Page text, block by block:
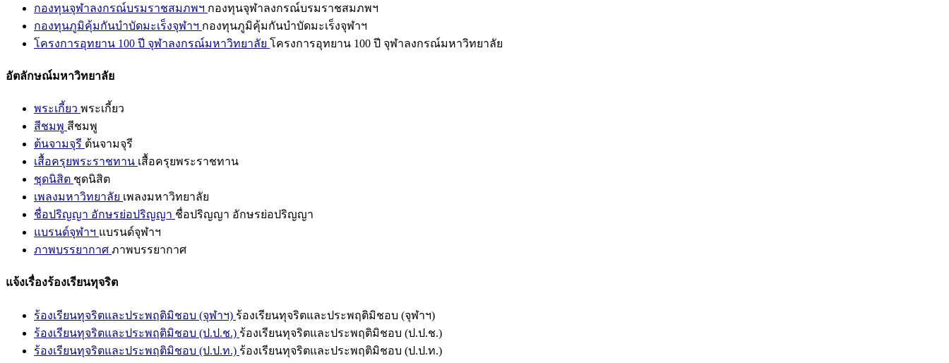
กองทุนจุฬาลงกรณ์บรมราชสมภพฯ กองทุนจุฬาลงกรณ์บรมราชสมภพฯ
กองทุนภูมิคุ้มกันบำบัดมะเร็งจุฬาฯ กองทุนภูมิคุ้มกันบำบัดมะเร็งจุฬาฯ
โครงการอุทยาน 100 ปี จุฬาลงกรณ์มหาวิทยาลัย โครงการอุทยาน 100 ปี จุฬาลงกรณ์มหาวิทยาลัย
อัตลักษณ์มหาวิทยาลัย
พระเกี้ยว พระเกี้ยว
สีชมพู สีชมพู
ต้นจามจุรี ต้นจามจุรี
เสื้อครุยพระราชทาน เสื้อครุยพระราชทาน
ชุดนิสิต ชุดนิสิต
เพลงมหาวิทยาลัย เพลงมหาวิทยาลัย
ชื่อปริญญา อักษรย่อปริญญา ชื่อปริญญา อักษรย่อปริญญา
แบรนด์จุฬาฯ แบรนด์จุฬาฯ
ภาพบรรยากาศ ภาพบรรยากาศ
แจ้งเรื่องร้องเรียนทุจริต
ร้องเรียนทุจริตและประพฤติมิชอบ (จุฬาฯ) ร้องเรียนทุจริตและประพฤติมิชอบ (จุฬาฯ)
ร้องเรียนทุจริตและประพฤติมิชอบ (ป.ป.ช.) ร้องเรียนทุจริตและประพฤติมิชอบ (ป.ป.ช.)
ร้องเรียนทุจริตและประพฤติมิชอบ (ป.ป.ท.) ร้องเรียนทุจริตและประพฤติมิชอบ (ป.ป.ท.)